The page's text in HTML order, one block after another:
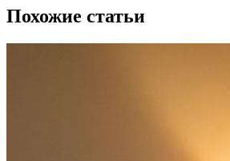
Похожие статьи